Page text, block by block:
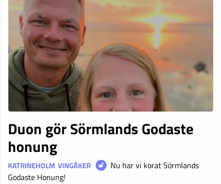
Duon gör Sörmlands Godaste
honung
KATRINEHOLM VINGÅKER
Nu har vi korat Sörmlands
Godaste Honung!